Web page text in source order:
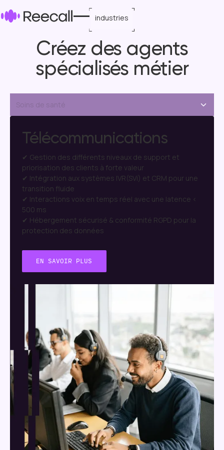
industries
Créez des agents
spécialisés métier
Soins de santé
Télécommunications
✔ Gestion des différents niveaux de support et
priorisation des clients à forte valeur
✔ Intégration aux systèmes IVR(SVi) et CRM pour une
transition fluide
✔ Interactions voix en temps réel avec une latence <
500 ms
✔ Hébergement sécurisé & conformité RGPD pour la
protection des données
EN SAVOIR PLUS
EN SAVOIR PLUS